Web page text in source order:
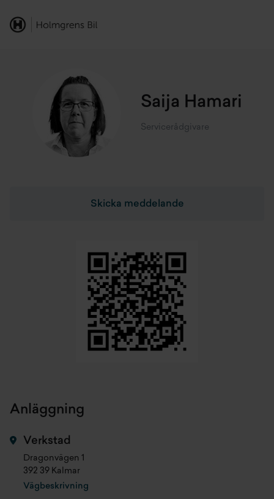
Saija Hamari
Servicerådgivare
Skicka meddelande
Anläggning
Verkstad
Dragonvägen 1
392 39 Kalmar
Vägbeskrivning